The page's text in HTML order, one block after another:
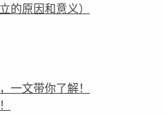
的原因和意义）
一文带你了解！